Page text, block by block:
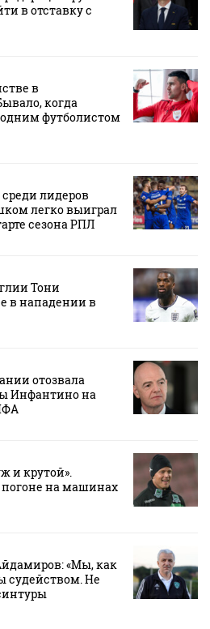
в отставку с
в
когда
футболистом
лидеров
легко выиграл
сезона РПЛ
Тони
в нападении в
отозвала
Инфантино на
и крутой».
погоне на машинах
«Мы, как
судейством. Не